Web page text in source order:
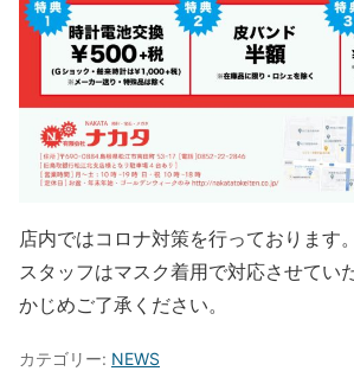
店内ではコロナ対策を行っております。
スタッフはマスク着用で対応させてい
かじめご了承ください。
カテゴリー: NEWS